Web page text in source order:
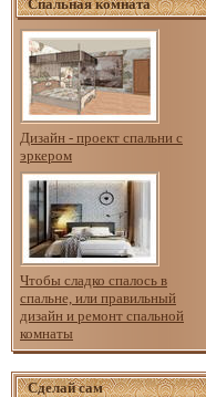
Спальная комната
Дизайн - проект спальни с
эркером
Чтобы сладко спалось в
спальне, или правильный
дизайн и ремонт спальной
комнаты
Сделай сам